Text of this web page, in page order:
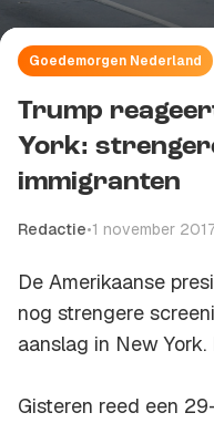
Goedemorgen Nederland
Trump
York:
immigranten
Redactie•1 november
De Amerikaanse
nog strengere
aanslag in New
Gisteren reed een